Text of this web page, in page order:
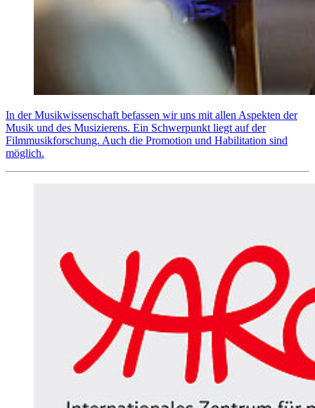
In der Musikwissenschaft befassen wir uns mit allen Aspekten der
Musik und des Musizierens. Ein Schwerpunkt liegt auf der
Filmmusikforschung. Auch die Promotion und Habilitation sind
möglich.